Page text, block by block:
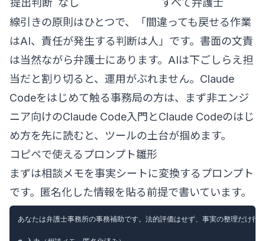
提出判断 なし
すべて弁護士
線引きの原則はひとつで、「間違っても戻せる作業
はAI、責任が発生する判断は人」です。書面の文責
は当然ながら弁護士にあります。AIは下ごしらえ担
当だと割り切ると、運用がぶれません。Claude
Codeをはじめて触る事務局の方は、まず非エンジ
ニア向けのClaude Code入門 とClaude Codeのはじ
め方を先に読むと、ツールの土台が掴めます。
コピペで使えるプロンプト雛形
まずは相談メモを事実シートに変換するプロンプト
です。匿名化した情報を貼る前提で書いています。
あなたは弁護士事務所の事務補助です。法的評価はせず、事実の整理だけ行